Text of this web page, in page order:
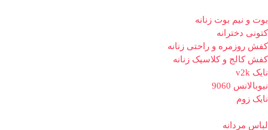
بوت و نیم بوت زنانه
کتونی دخترانه
کفش روزمره و راحتی زنانه
کفش کالج و کلاسیک زنانه
نایک v2k
نیوبالانس 9060
نایک زوم
لباس مردانه